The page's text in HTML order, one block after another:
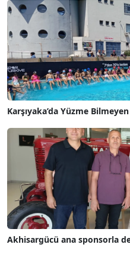
Karşıyaka’da Yüzme
Akhisargücü ana sponsorla